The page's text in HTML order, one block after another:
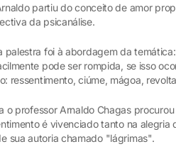
partiu do conceito de amor
da psicanálise.
palestra foi à abordagem da
pode ser rompida, se isso
ressentimento, ciúme, mágoa,
o professor Arnaldo Chagas
é vivenciado tanto na
sua autoria chamado "lágrimas".